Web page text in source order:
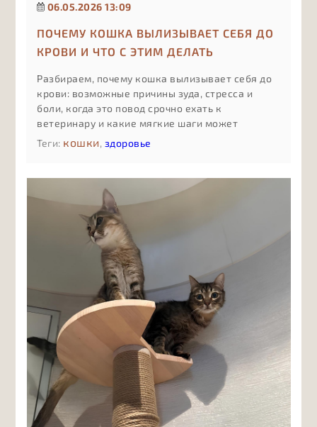
06.05.2026 13:09
ПОЧЕМУ КОШКА ВЫЛИЗЫВАЕТ СЕБЯ ДО
КРОВИ И ЧТО С ЭТИМ ДЕЛАТЬ
Разбираем, почему кошка вылизывает себя до
крови: возможные причины зуда, стресса и
боли, когда это повод срочно ехать к
ветеринару и какие мягкие шаги может
предпринять владелец до приёма врача, чтобы
поддержать питомца и не навредить.
Теги: кошки, здоровье